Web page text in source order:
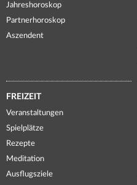
Jahreshoroskop
Partnerhoroskop
Aszendent
FREIZEIT
Veranstaltungen
Spielplätze
Rezepte
Meditation
Ausflugsziele